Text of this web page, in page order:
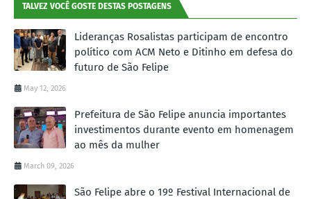
TALVEZ VOCÊ GOSTE DESTAS POSTAGENS
Lideranças Rosalistas participam de encontro
político com ACM Neto e Ditinho em defesa do
futuro de São Felipe
May 12, 2026
Prefeitura de São Felipe anuncia importantes
investimentos durante evento em homenagem
ao mês da mulher
March 09, 2026
São Felipe abre o 19º Festival Internacional de